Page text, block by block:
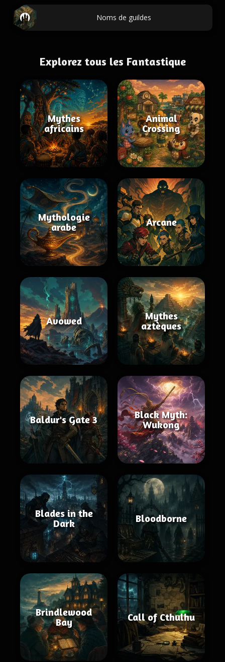
Noms de guildes
Explorez tous les Fantastique
Mythes
africains
Animal
Crossing
Mythologie
arabe
Arcane
Avowed
Mythes
aztèques
Baldur's Gate 3
Black Myth:
Wukong
Blades in the
Dark
Bloodborne
Brindlewood
Bay
Call of Cthulhu